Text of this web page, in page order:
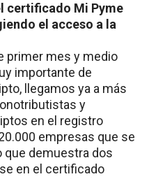
certificado Mi Pyme
el acceso a la
primer mes y medio
importante de
llegamos ya a más
y
en el registro
empresas que se
que demuestra dos
en el certificado